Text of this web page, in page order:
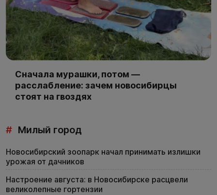
Сначала мурашки, потом —
расслабление: зачем новосибирцы
стоят на гвоздях
# Милый город
Новосибирский зоопарк начал принимать излишки
урожая от дачников
Настроение августа: в Новосибирске расцвели
великолепные гортензии